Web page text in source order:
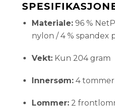
Materiale: 96 %
nylon / 4 % spandex
Vekt: Kun 204 gram
Innersøm: 4 tommer
Lommer: 2